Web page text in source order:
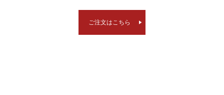
ご注文はこちら